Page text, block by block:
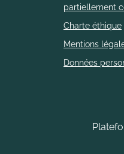
partiellement
Charte éthique
Mentions
Données